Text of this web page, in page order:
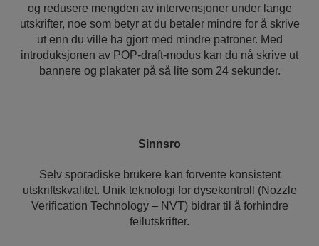
og redusere mengden av intervensjoner under lange
utskrifter, noe som betyr at du betaler mindre for å skrive
ut enn du ville ha gjort med mindre patroner. Med
introduksjonen av POP-draft-modus kan du nå skrive ut
bannere og plakater på så lite som 24 sekunder.
Sinnsro
Selv sporadiske brukere kan forvente konsistent
utskriftskvalitet. Unik teknologi for dysekontroll (Nozzle
Verification Technology – NVT) bidrar til å forhindre
feilutskrifter.